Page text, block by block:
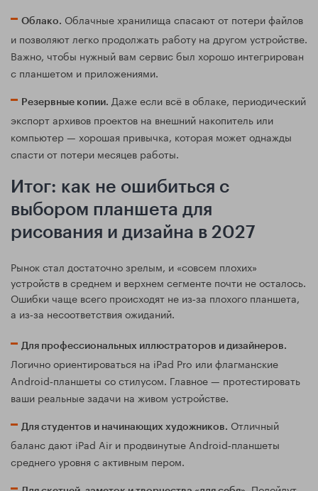
Облако. Облачные хранилища спасают от потери файлов
и позволяют легко продолжать работу на другом устройстве.
Важно, чтобы нужный вам сервис был хорошо интегрирован
с планшетом и приложениями.
Резервные копии. Даже если всё в облаке, периодический
экспорт архивов проектов на внешний накопитель или
компьютер — хорошая привычка, которая может однажды
спасти от потери месяцев работы.
Итог: как не ошибиться с
выбором планшета для
рисования и дизайна в 2027
Рынок стал достаточно зрелым, и «совсем плохих»
устройств в среднем и верхнем сегменте почти не осталось.
Ошибки чаще всего происходят не из‑за плохого планшета,
а из‑за несоответствия ожиданий.
Для профессиональных иллюстраторов и дизайнеров.
Логично ориентироваться на iPad Pro или флагманские
Android‑планшеты со стилусом. Главное — протестировать
ваши реальные задачи на живом устройстве.
Для студентов и начинающих художников. Отличный
баланс дают iPad Air и продвинутые Android‑планшеты
среднего уровня с активным пером.